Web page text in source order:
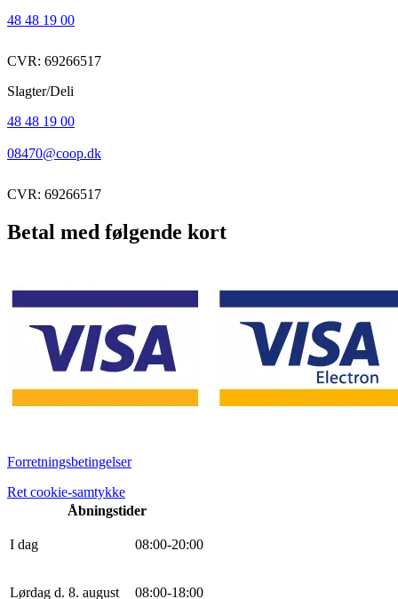
48 48 19 00
CVR: 69266517
Slagter/Deli
48 48 19 00
08470@coop.dk
CVR: 69266517
Betal med følgende kort
Forretningsbetingelser
Ret cookie-samtykke
Åbningstider
I dag 08:00-20:00
Lørdag d. 8. august 08:00-18:00